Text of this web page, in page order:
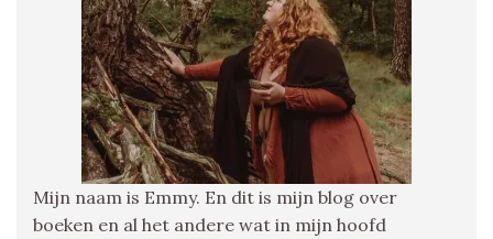
Mijn naam is Emmy. En dit is mijn blog over
boeken en al het andere wat in mijn hoofd